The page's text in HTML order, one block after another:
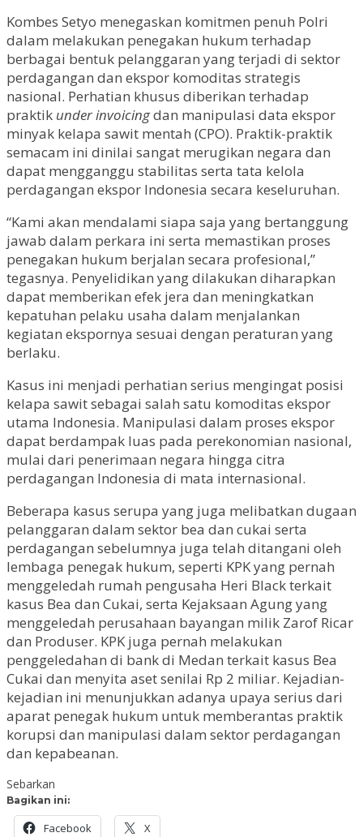
Kombes Setyo menegaskan komitmen penuh Polri
dalam melakukan penegakan hukum terhadap
berbagai bentuk pelanggaran yang terjadi di sektor
perdagangan dan ekspor komoditas strategis
nasional. Perhatian khusus diberikan terhadap
praktik under invoicingdan manipulasi data ekspor
minyak kelapa sawit mentah (CPO). Praktik-praktik
semacam ini dinilai sangat merugikan negara dan
dapat mengganggu stabilitas serta tata kelola
perdagangan ekspor Indonesia secara keseluruhan.
“Kami akan mendalami siapa saja yang bertanggung
jawab dalam perkara ini serta memastikan proses
penegakan hukum berjalan secara profesional,”
tegasnya. Penyelidikan yang dilakukan diharapkan
dapat memberikan efek jera dan meningkatkan
kepatuhan pelaku usaha dalam menjalankan
kegiatan ekspornya sesuai dengan peraturan yang
berlaku.
Kasus ini menjadi perhatian serius mengingat posisi
kelapa sawit sebagai salah satu komoditas ekspor
utama Indonesia. Manipulasi dalam proses ekspor
dapat berdampak luas pada perekonomian nasional,
mulai dari penerimaan negara hingga citra
perdagangan Indonesia di mata internasional.
Beberapa kasus serupa yang juga melibatkan dugaan
pelanggaran dalam sektor bea dan cukai serta
perdagangan sebelumnya juga telah ditangani oleh
lembaga penegak hukum, seperti KPK yang pernah
menggeledah rumah pengusaha Heri Black terkait
kasus Bea dan Cukai, serta Kejaksaan Agung yang
menggeledah perusahaan bayangan milik Zarof Ricar
dan Produser. KPK juga pernah melakukan
penggeledahan di bank di Medan terkait kasus Bea
Cukai dan menyita aset senilai Rp 2 miliar. Kejadian-
kejadian ini menunjukkan adanya upaya serius dari
aparat penegak hukum untuk memberantas praktik
korupsi dan manipulasi dalam sektor perdagangan
dan kepabeanan.
Sebarkan
Bagikan ini:
Facebook X